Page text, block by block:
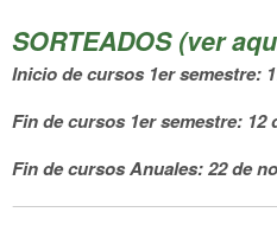
SORTEADOS (ver
Inicio de cursos 1er semestre:
Fin de cursos 1er semestre: 12
Fin de cursos Anuales: 22 de